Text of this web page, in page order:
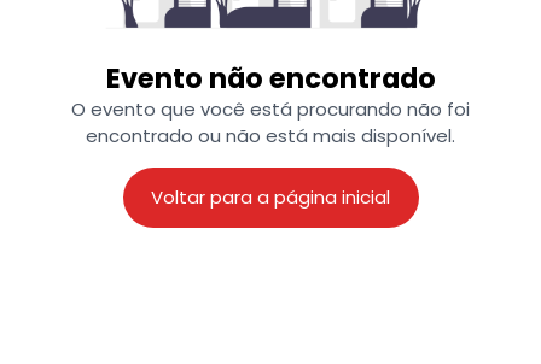
Evento não encontrado
O evento que você está procurando não foi
encontrado ou não está mais disponível.
Voltar para a página inicial